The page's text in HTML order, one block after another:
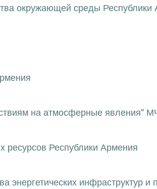
окружающей среды Республики
на атмосферные явления"
ресурсов Республики Армения
энергетических инфраструктур